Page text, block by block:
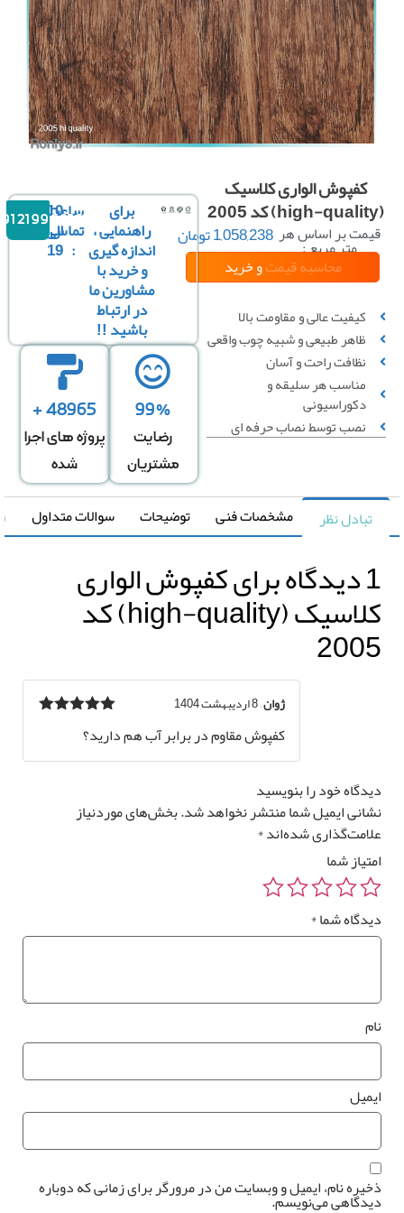
کفپوش الواری کلاسیک
بر اساس هر
متر مربع : 1,058,238تومان
کیفیت عالی و مقاومت بالا
ظاهر طبیعی و شبیه چوب واقعی
نظافت راحت و آسان
مناسب هر سلیقه و
دکوراسیونی
نصب توسط نصاب حرفه ای
محاسبه قیمتو خرید
نیاز
پیشنهاد میشود 5 درصد بیشتر از متراژ اصلی
خریداری نمایید
0تومان
رزرو
نصب
کفپوش
*
برای
راهنمایی ،
اندازه گیری
و خرید با
مشاورین ما
در ارتباط
باشید !!
ساعت
تماس
:
10
الی
19
09121996816
99%
رضایت
مشتریان
48965 +
پروژه های اجرا
تبادل نظر مشخصات فنی توضیحات سوالات متداول
کفپوش الواری
کلاسیک (high-quality) کد
8 اردیبهشت 1404
کفپوش مقاوم در برابر آب هم دارید؟
خود را بنویسید
ایمیل شما منتشر نخواهد شد.بخش‌های موردنیاز
شده‌اند*
شما
شما*
نام، ایمیل و وبسایت من در مرورگر برای زمانی که دوباره
می‌نویسم.